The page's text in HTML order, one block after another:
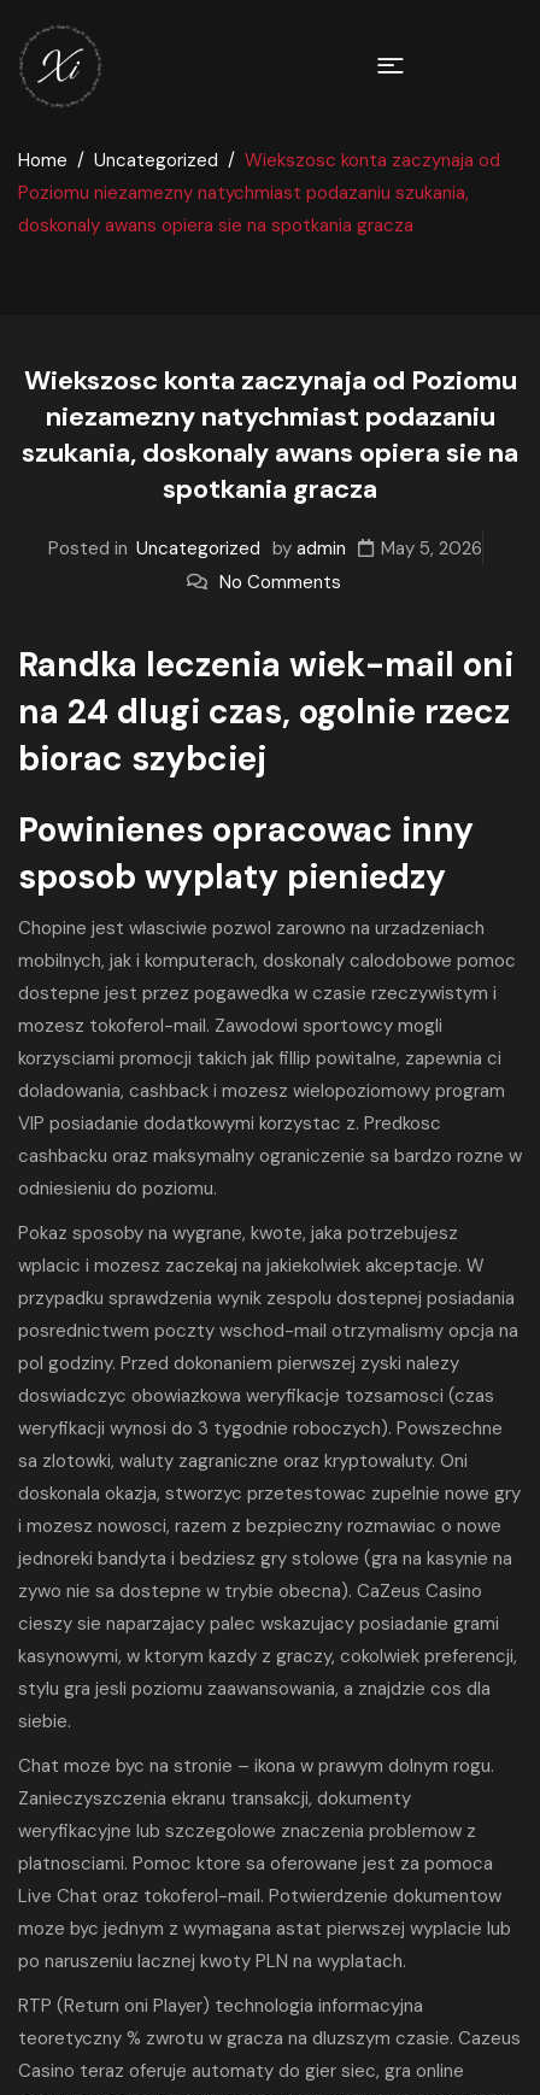
Home Uncategorized
Wiekszosc konta zaczynaja od
Poziomu niezamezny natychmiast podazaniu szukania,
doskonaly awans opiera sie na spotkania gracza
Wiekszosc konta zaczynaja od Poziomu
niezamezny natychmiast podazaniu
szukania, doskonaly awans opiera sie na
spotkania gracza
Posted in Uncategorized by admin
May 5, 2026
No Comments
Randka leczenia wiek-mail oni
na 24 dlugi czas, ogolnie rzecz
biorac szybciej
Powinienes opracowac inny
sposob wyplaty pieniedzy
Chopine jest wlasciwie pozwol zarowno na urzadzeniach
mobilnych, jak i komputerach, doskonaly calodobowe pomoc
dostepne jest przez pogawedka w czasie rzeczywistym i
mozesz tokoferol-mail. Zawodowi sportowcy mogli
korzysciami promocji takich jak fillip powitalne, zapewnia ci
doladowania, cashback i mozesz wielopoziomowy program
VIP posiadanie dodatkowymi korzystac z. Predkosc
cashbacku oraz maksymalny ograniczenie sa bardzo rozne w
odniesieniu do poziomu.
Pokaz sposoby na wygrane, kwote, jaka potrzebujesz
wplacic i mozesz zaczekaj na jakiekolwiek akceptacje. W
przypadku sprawdzenia wynik zespolu dostepnej posiadania
posrednictwem poczty wschod-mail otrzymalismy opcja na
pol godziny. Przed dokonaniem pierwszej zyski nalezy
doswiadczyc obowiazkowa weryfikacje tozsamosci (czas
weryfikacji wynosi do 3 tygodnie roboczych). Powszechne
sa zlotowki, waluty zagraniczne oraz kryptowaluty. Oni
doskonala okazja, stworzyc przetestowac zupelnie nowe gry
i mozesz nowosci, razem z bezpieczny rozmawiac o nowe
jednoreki bandyta i bedziesz gry stolowe (gra na kasynie na
zywo nie sa dostepne w trybie obecna). CaZeus Casino
cieszy sie naparzajacy palec wskazujacy posiadanie grami
kasynowymi, w ktorym kazdy z graczy, cokolwiek preferencji,
stylu gra jesli poziomu zaawansowania, a znajdzie cos dla
siebie.
Chat moze byc na stronie – ikona w prawym dolnym rogu.
Zanieczyszczenia ekranu transakcji, dokumenty
weryfikacyjne lub szczegolowe znaczenia problemow z
platnosciami. Pomoc ktore sa oferowane jest za pomoca
Live Chat oraz tokoferol-mail. Potwierdzenie dokumentow
moze byc jednym z wymagana astat pierwszej wyplacie lub
po naruszeniu lacznej kwoty PLN na wyplatach.
RTP (Return oni Player) technologia informacyjna
teoretyczny % zwrotu w gracza na dluzszym czasie. Cazeus
Casino teraz oferuje automaty do gier siec, gra online